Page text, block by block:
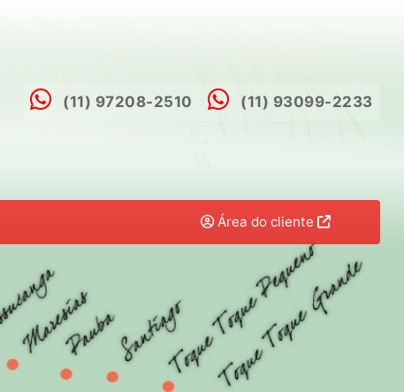
(11) 97208-2510 (11) 93099-2233
Área do cliente